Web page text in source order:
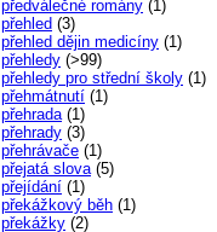
předválečné romány (1)
přehled (3)
přehled dějin medicíny (1)
přehledy (>99)
přehledy pro střední školy (1)
přehmátnutí (1)
přehrada(1)
přehrady (3)
přehrávače (1)
přejatá slova(5)
přejídání (1)
překážkový běh (1)
překážky (2)